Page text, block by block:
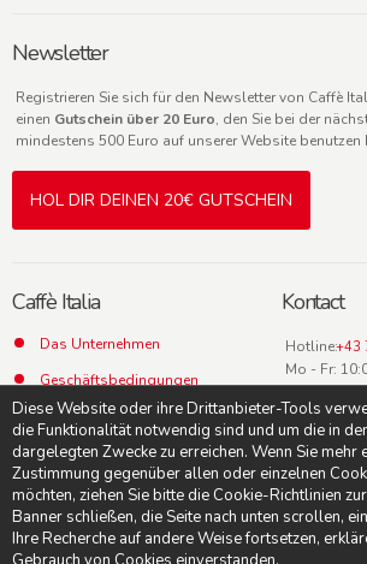
Newsletter
Registrieren Sie sich für den Newsletter von Caffè
einen Gutschein über 20 Euro, den Sie bei der
mindestens 500 Euro auf unserer Website benutzen
HOL DIR DEINEN 20€ GUTSCHEIN
Caffè Italia
Das Unternehmen
Geschäftsbedingungen
Datenschutz
Kontact
Kontact
Hotline:+43
Mo - Fr:
Uhr
Diese Website oder ihre Drittanbieter-Tools
die Funktionalität notwendig sind und um die in
dargelegten Zwecke zu erreichen. Wenn Sie mehr
Zustimmung gegenüber allen oder einzelnen
möchten, ziehen Sie bitte die Cookie-Richtlinien
Banner schließen, die Seite nach unten scrollen,
Ihre Recherche auf andere Weise fortsetzen,